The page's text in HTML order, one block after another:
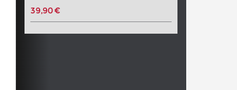
39,90 €